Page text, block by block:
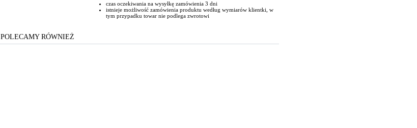
czas oczekiwania na wysyłkę zamówienia 3 dni
istnieje możliwość zamówienia produktu według wymiarów klientki, w
tym przypadku towar nie podlega zwrotowi
POLECAMY RÓWNIEŻ